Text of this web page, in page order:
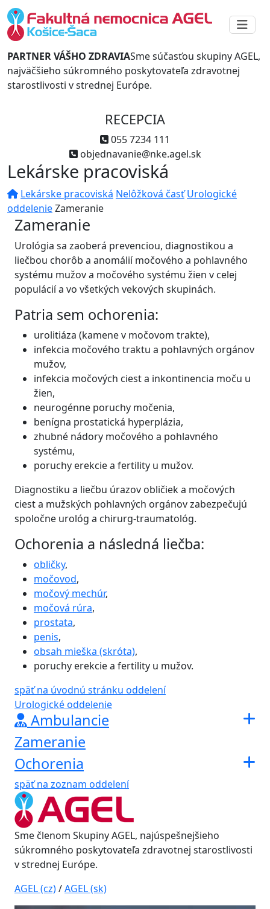
PARTNER VÁŠHO ZDRAVIASme súčasťou skupiny AGEL,
najväčšieho súkromného poskytovateľa zdravotnej
starostlivosti v strednej Európe.
RECEPCIA
055 7234 111
objednavanie@nke.agel.sk
Lekárske pracoviská
Lekárske pracoviská Nelôžková časť Urologické
oddelenieZameranie
Zameranie
Urológia sa zaoberá prevenciou, diagnostikou a
liečbou chorôb a anomálií močového a pohlavného
systému mužov a močového systému žien v celej
populácií a vo všetkých vekových skupinách.
Patria sem ochorenia:
urolitiáza (kamene v močovom trakte),
infekcia močového traktu a pohlavných orgánov
mužov,
infekcia močových ciest a inkontinencia moču u
žien,
neurogénne poruchy močenia,
benígna prostatická hyperplázia,
zhubné nádory močového a pohlavného
systému,
poruchy erekcie a fertility u mužov.
Diagnostiku a liečbu úrazov obličiek a močových
ciest a mužských pohlavných orgánov zabezpečujú
spoločne urológ a chirurg-traumatológ.
Ochorenia a následná liečba:
obličky,
močovod,
močový mechúr,
močová rúra,
prostata,
penis,
obsah mieška (skróta),
poruchy erekcie a fertility u mužov.
späť na úvodnú stránku oddelení
Urologické oddelenie
Ambulancie
Zameranie
Ochorenia
späť na zoznam oddelení
Sme členom Skupiny AGEL, najúspešnejšieho
súkromného poskytovateľa zdravotnej starostlivosti
v strednej Európe.
AGEL (cz)/AGEL (sk)